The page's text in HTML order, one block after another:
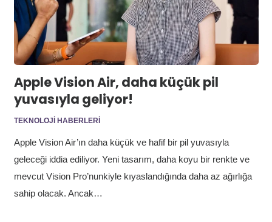
Apple Vision Air, daha küçük pil
yuvasıyla geliyor!
TEKNOLOJI HABERLERI
Apple Vision Air’ın daha küçük ve hafif bir pil yuvasıyla
geleceği iddia ediliyor. Yeni tasarım, daha koyu bir renkte ve
mevcut Vision Pro’nunkiyle kıyaslandığında daha az ağırlığa
sahip olacak. Ancak…